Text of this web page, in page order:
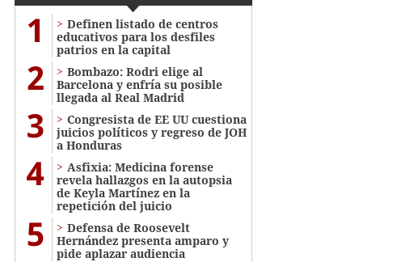
1
Definen listado de centros
educativos para los desfiles
patrios en la capital
2
Bombazo: Rodri elige al
Barcelona y enfría su posible
llegada al Real Madrid
3
Congresista de EE UU cuestiona
juicios políticos y regreso de JOH
a Honduras
4
Asfixia: Medicina forense
revela hallazgos en la autopsia
de Keyla Martínez en la
repetición del juicio
5
Defensa de Roosevelt
Hernández presenta amparo y
pide aplazar audiencia